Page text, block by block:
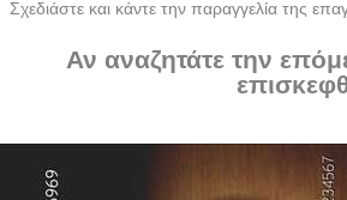
Σχεδιάστε και κάντε την παραγγελία της
Αν αναζητάτε την